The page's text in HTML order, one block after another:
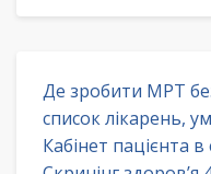
Де зробити МРТ
список лікарень,
Кабінет пацієнта